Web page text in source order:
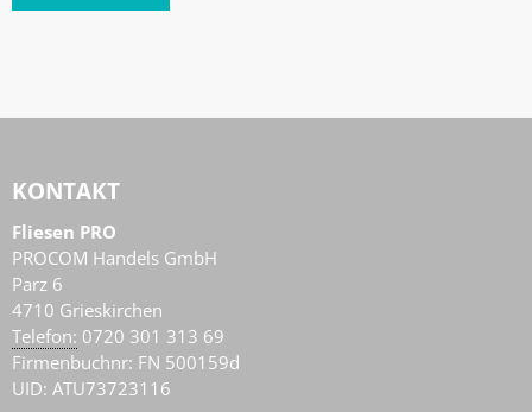
KONTAKT
Fliesen PRO
PROCOM Handels GmbH
Parz 6
4710 Grieskirchen
AT
Telefon: 0720 301 313 69
Firmenbuchnr: FN 500159d
UID: ATU73723116